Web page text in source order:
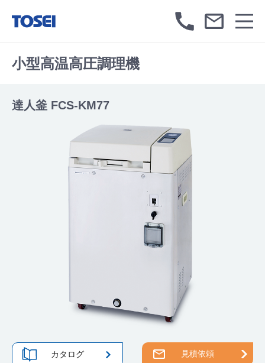
小型高温高圧調理機
達人釜 FCS-KM77
カタログ 見積依頼